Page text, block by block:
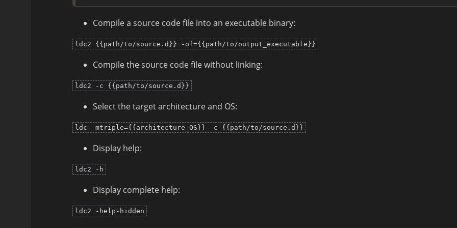
Compile a source code file into an executable binary:
ldc2 {{path/to/source.d}} -of={{path/to/output_executable}}
Compile the source code file without linking:
ldc2 -c {{path/to/source.d}}
Select the target architecture and OS:
ldc -mtriple={{architecture_OS}} -c {{path/to/source.d}}
Display help:
ldc2 -h
Display complete help:
ldc2 -help-hidden